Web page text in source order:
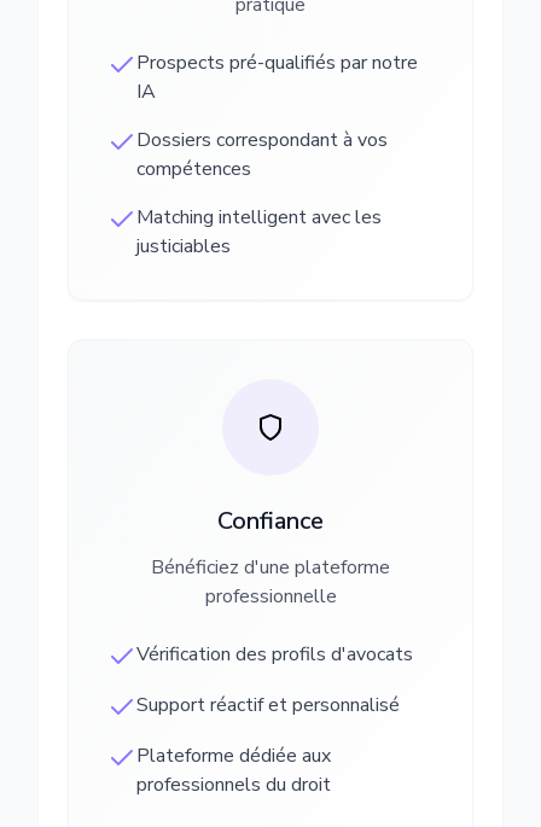
Prospects pré-qualifiés par notre
IA
Dossiers correspondant à vos
compétences
Matching intelligent avec les
justiciables
Confiance
Bénéficiez d'une plateforme
professionnelle
Vérification des profils d'avocats
Support réactif et personnalisé
Plateforme dédiée aux
professionnels du droit